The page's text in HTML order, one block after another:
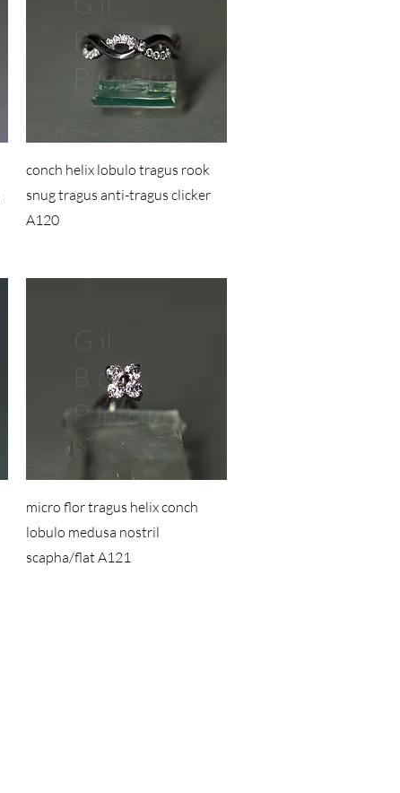
conch helix lobulo tragus rook
snug tragus anti-tragus clicker
A120
micro flor tragus helix conch
lobulo medusa nostril
scapha/flat A121